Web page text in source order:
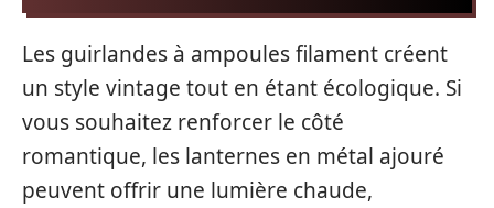
Les guirlandes à ampoules filament créent
un style vintage tout en étant écologique. Si
vous souhaitez renforcer le côté
romantique, les lanternes en métal ajouré
peuvent offrir une lumière chaude,